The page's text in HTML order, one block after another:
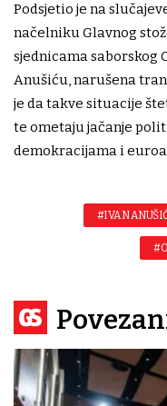
Podsjetio je na
načelniku Glavnog
sjednicama saborskog
Anušiću, narušena
je da takve situacije
te ometaju jačanje
demokracijama i
#IVAN